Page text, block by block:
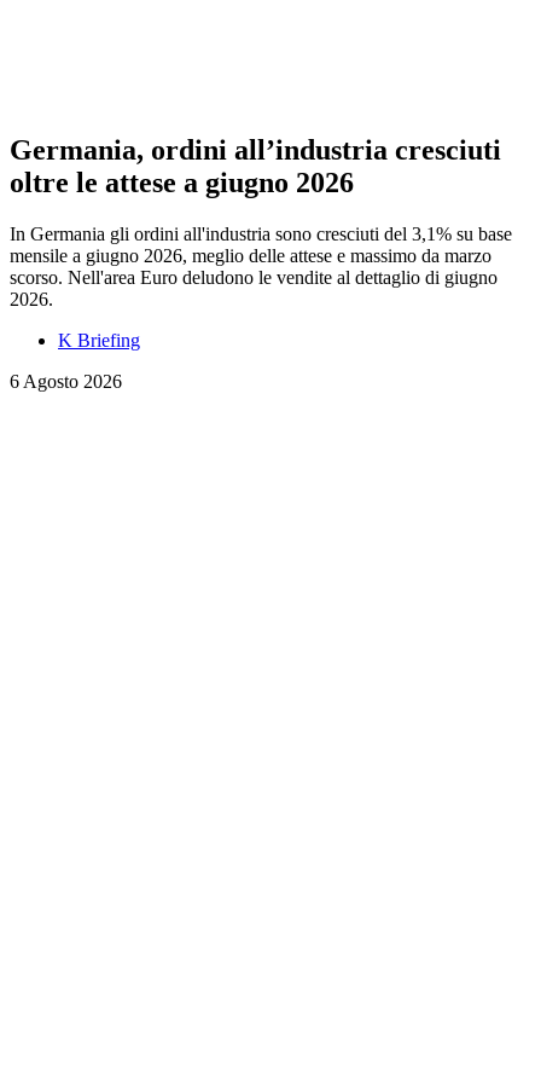
Germania, ordini all’industria cresciuti
oltre le attese a giugno 2026
In Germania gli ordini all'industria sono cresciuti del 3,1% su base
mensile a giugno 2026, meglio delle attese e massimo da marzo
scorso. Nell'area Euro deludono le vendite al dettaglio di giugno
2026.
K Briefing
6 Agosto 2026